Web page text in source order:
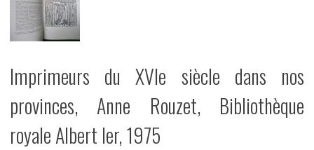
Imprimeurs du XVIe siècle dans nos
provinces, Anne Rouzet, Bibliothèque
royale Albert Ier, 1975